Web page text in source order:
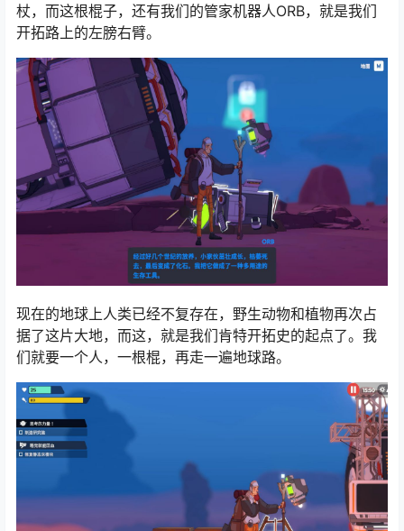
杖，而这根棍子，还有我们的管家机器人ORB，就是我们
开拓路上的左膀右臂。
现在的地球上人类已经不复存在，野生动物和植物再次占
据了这片大地，而这，就是我们肯特开拓史的起点了。我
们就要一个人，一根棍，再走一遍地球路。